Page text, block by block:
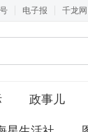
电子报 千龙网
政事儿